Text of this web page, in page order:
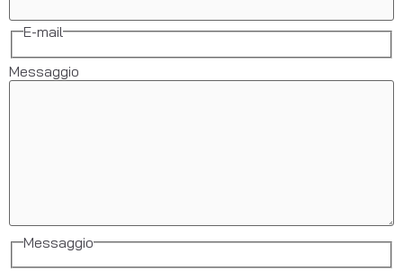
E-mail
Messaggio
Messaggio